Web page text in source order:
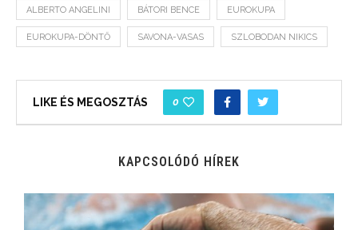
ALBERTO ANGELINI BÁTORI BENCE EUROKUPA
EUROKUPA-DÖNTŐ SAVONA-VASAS SZLOBODAN NIKICS
LIKE ÉS MEGOSZTÁS 0
KAPCSOLÓDÓ HÍREK